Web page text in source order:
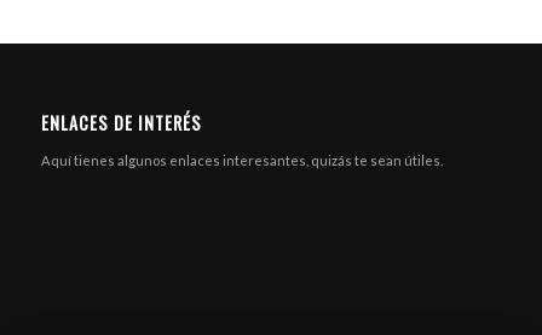
ENLACES DE INTERÉS
Aquí tienes algunos enlaces interesantes, quizás te sean útiles.